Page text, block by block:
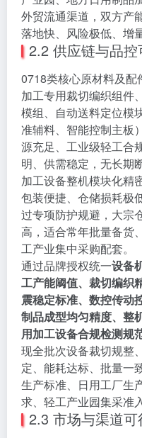
外贸流通渠道，双方产
落地快、风险极低、增
2.2 供应链与品控
0718类核心原材料及
加工专用裁切编织组件
模组、自动送料定位模
准辅料、智能控制主板
源充足、工业级轻工合
明、供需稳定，无长期
加工设备整机模块化精
包装便捷、仓储损耗极
过专项防护规避，大宗
高，适合常年批量备货
工产业集中采购配套。
通过品牌授权统一设备
工产能阈值、裁切编织
震稳定标准、数控传动
制品成型均匀精度、整
用加工设备合规检测规
现全批次设备裁切规整
定、能耗达标、批量一
生产标准、日用工厂生
求、轻工产业园集采准
2.3 市场与渠道可